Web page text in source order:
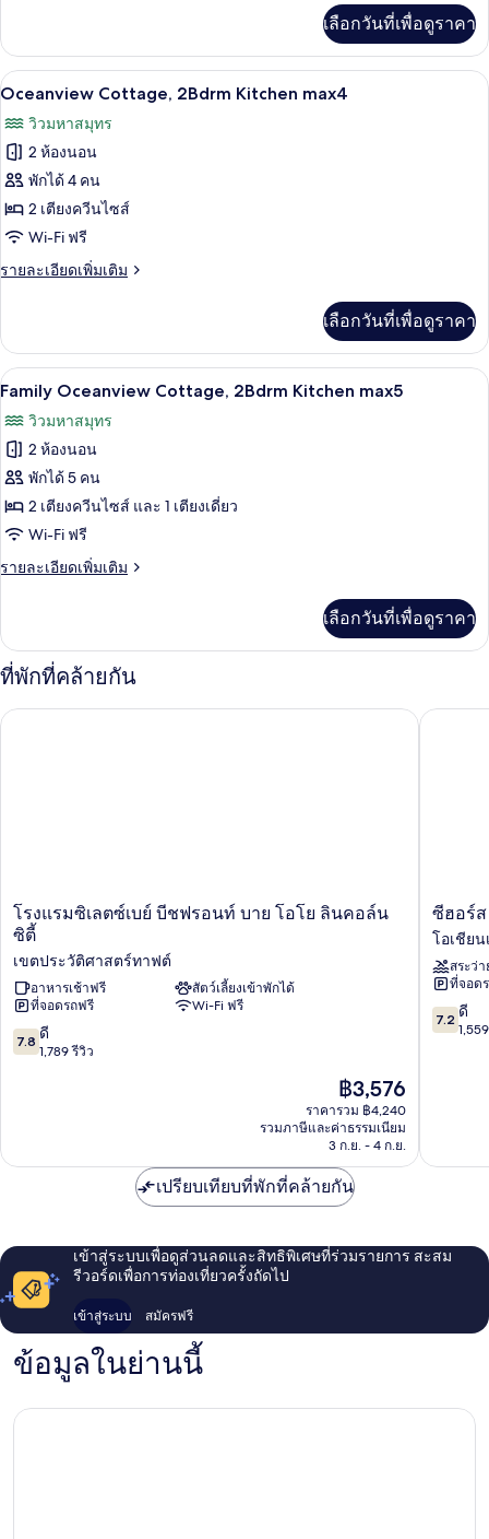
Pet
Friendly
เกี่ยว
กับ
1
Cottage
w/Jacuzzi,
Oceanview
Pet
Friendly
เลือกวันที่เพื่อดูราคา
เปิด
ภาพถ่าย
ทั้งหมด
ของ
Oceanview
Cottage,
2Bdrm
Kitchen
Oceanview Cottage, 2Bdrm Kitchen
11
Oceanview Cottage, 2Bdrm Kitchen max4
วิวมหาสมุทร
2 ห้องนอน
พักได้ 4 คน
2 เตียงควีนไซส์
Wi-Fi ฟรี
รายละเอียดเพิ่มเติม
ราย
เกี่ยว
กับ
Oceanview
Cottage,
2Bdrm
Kitchen
max4
เลือกวันที่เพื่อดูราคา
เปิด
ภาพถ่าย
ทั้งหมด
ของ
Family
Oceanview
Cottage,
2Bdrm
max5
Family Oceanview Cottage, 2Bdrm
10
Family Oceanview Cottage, 2Bdrm Kitchen max5
วิวมหาสมุทร
2 ห้องนอน
พักได้ 5 คน
2 เตียงควีนไซส์ และ 1 เตียงเดี่ยว
Wi-Fi ฟรี
รายละเอียดเพิ่มเติม
ราย
เกี่ยว
กับ
Family
Oceanview
Cottage,
เลือกวันที่เพื่อดูราคา
ที่พักที่คล้ายกัน
โรงแรม
ซิ
ซ์เบย์
บีชฟ
รอ
นท์
บาย
ศาสตร์
โรงแรมซิเลตซ์เบย์ บีชฟรอนท์ บาย โอโย ลินคอล์น
ซิตี้
เขตประวัติศาสตร์ทาฟต์
อาหารเช้าฟรี
สัตว์เลี้ยงเข้าพักได้
ที่จอดรถฟรี
Wi-Fi ฟรี
7.8
จาก
7.8 ดี
1,789 รีวิว
ราคา
ปัจจุบัน
คือ
฿3,576
฿3,576
ราคารวม ฿4,240
รวมภาษีและค่าธรรมเนียม
3 ก.ย. - 4 ก.ย.
โรงแรมซิเลตซ์เบย์ บีชฟรอนท์ บาย โอโย ลินคอล์นซิตี้
ซี
ฮ
อร์ส
โอ
เชีย
นฟ
รอน
ซีฮอร์
โอเชียน
สระว่
ที่จอด
7.2
จาก
7.2 ดี
ซีฮอร์ส
เปรียบเทียบที่พักที่คล้ายกัน
เข้าสู่ระบบเพื่อดูส่วนลดและสิทธิพิเศษที่ร่วมรายการ สะสม
รีวอร์ดเพื่อการท่องเที่ยวครั้งถัดไป
เข้าสู่ระบบ สมัครฟรี
ข้อมูลในย่านนี้